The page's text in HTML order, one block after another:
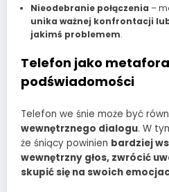
Nieodebranie połączenia –
unika ważnej konfrontacji
jakimś problemem.
Telefon jako
podświadomości
Telefon we śnie może być
wewnętrznego dialogu. W
że śniący powinien bardziej
wewnętrzny głos, zwrócić
skupić się na swoich